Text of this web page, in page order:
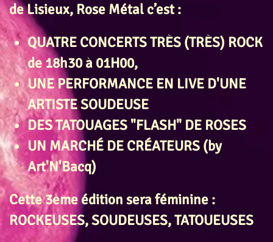
de Lisieux, Rose Métal c’est :
QUATRE CONCERTS TRÈS (TRÈS) ROCK
de 18h30 à 01H00,
UNE PERFORMANCE EN LIVE D'UNE
ARTISTE SOUDEUSE
DES TATOUAGES "FLASH" DE ROSES
UN MARCHÉ DE CRÉATEURS (by
Art'N'Bacq)
Cette 3ème édition sera féminine :
ROCKEUSES, SOUDEUSES, TATOUEUSES